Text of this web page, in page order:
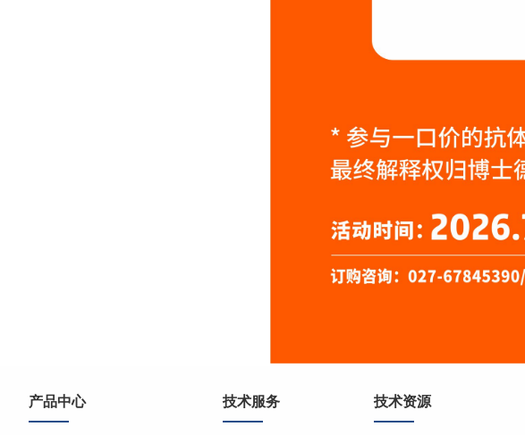
产品中心 技术服务 技术资源